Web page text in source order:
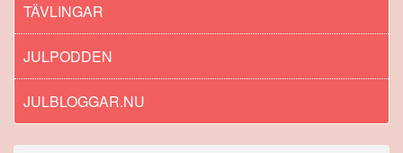
TÄVLINGAR
JULPODDEN
JULBLOGGAR.NU